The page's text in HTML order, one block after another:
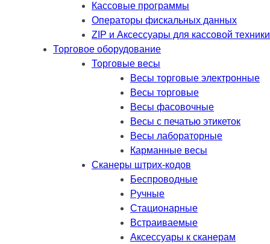
Кассовые программы
Операторы фискальных данных
ZIP и Аксессуары для кассовой техники
Торговое оборудование
Торговые весы
Весы торговые электронные
Весы торговые
Весы фасовочные
Весы с печатью этикеток
Весы лабораторные
Карманные весы
Сканеры штрих-кодов
Беспроводные
Ручные
Стационарные
Встраиваемые
Аксессуары к сканерам